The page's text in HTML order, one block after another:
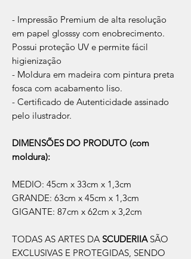
- Impressão Premium de alta resolução
em papel glosssy com enobrecimento.
Possui proteção UV e permite fácil
higienização
- Moldura em madeira com pintura preta
fosca com acabamento liso.
- Certificado de Autenticidade assinado
pelo ilustrador.
DIMENSÕES DO PRODUTO (com
moldura):
MEDIO: 45cm x 33cm x 1,3cm
GRANDE: 63cm x 45cm x 1,3cm
GIGANTE: 87cm x 62cm x 3,2cm
TODAS AS ARTES DA SCUDERIIA SÃO
EXCLUSIVAS E PROTEGIDAS, SENDO